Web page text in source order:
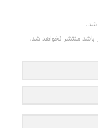
شد.
باشد منتشر نخواهد شد.